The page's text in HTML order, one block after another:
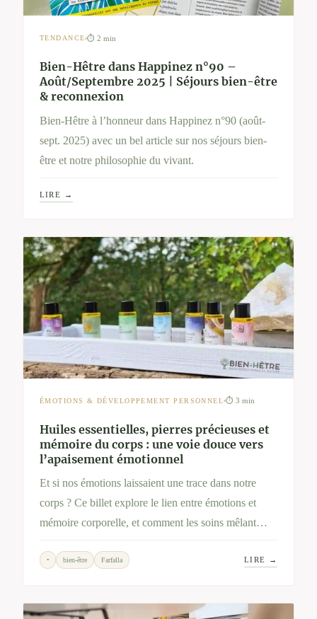
TENDANCE ⏱ 2 min
Bien-Hêtre dans Happinez n°90 –
Août/Septembre 2025 | Séjours bien-être
& reconnexion
Bien-Hêtre à l’honneur dans Happinez n°90 (août-
sept. 2025) avec un bel article sur nos séjours bien-
être et notre philosophie du vivant.
LIRE →
ÉMOTIONS & DÉVELOPPEMENT PERSONNEL ⏱ 3 min
Huiles essentielles, pierres précieuses et
mémoire du corps : une voie douce vers
l’apaisement émotionnel
Et si nos émotions laissaient une trace dans notre
corps ? Ce billet explore le lien entre émotions et
mémoire corporelle, et comment les soins mêlant
huiles essentielles et pierres précieuses peuvent
accompagner une libération intérieure tout en
douceur.
• bien-être Farfalla LIRE →